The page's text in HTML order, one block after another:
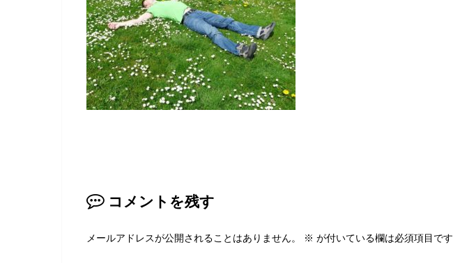
コメントを残す
メールアドレスが公開されることはありません。 ※ が付いている欄は必須項目です